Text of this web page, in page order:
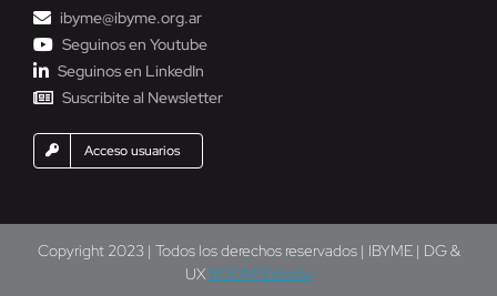
ibyme@ibyme.org.ar
Seguinos en Youtube
Seguinos en LinkedIn
Suscribite al Newsletter
Acceso usuarios
Copyright 2023 | Todos los derechos reservados | IBYME | DG &
UX BOOM! Estudio